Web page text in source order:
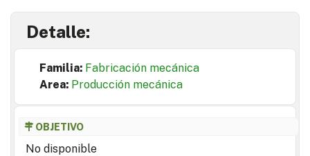
Detalle:
Familia: Fabricación mecánica
Area: Producción mecánica
OBJETIVO
No disponible